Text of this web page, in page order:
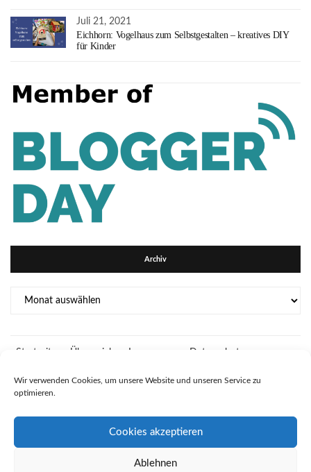
Wir verwenden Cookies, um unsere Website und unseren Service zu
optimieren.
Cookies akzeptieren
Ablehnen
Juli 21, 2021
Eichhorn: Vogelhaus zum Selbstgestalten – kreatives DIY
für Kinder
Archiv
Startseite Über mich Impressum
Datenschutz